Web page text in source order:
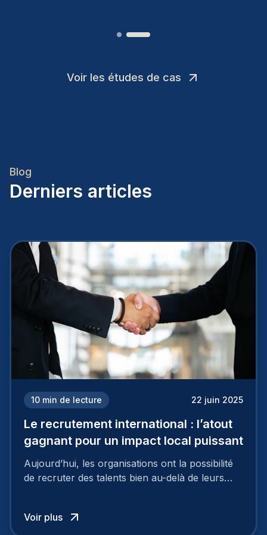
Voir les études de cas
Blog
Derniers articles
10 min de lecture 22 juin 2025
Le recrutement international : l’atout
gagnant pour un impact local puissant
Aujourd’hui, les organisations ont la possibilité
de recruter des talents bien au-delà de leurs
recrutement international.
Voir plus